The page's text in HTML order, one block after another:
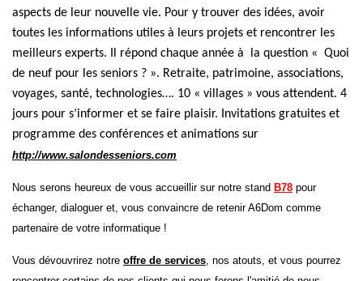
aspects de leur nouvelle vie. Pour y trouver des idées, avoir
toutes les informations utiles à leurs projets et rencontrer les
meilleurs experts. Il répond chaque année à la question « Quoi
de neuf pour les seniors ? ». Retraite, patrimoine, associations,
voyages, santé, technologies…. 10 « villages » vous attendent. 4
jours pour s’informer et se faire plaisir. Invitations gratuites et
programme des conférences et animations sur
http://www.salondesseniors.com
Nous serons heureux de vous accueillir sur notre stand B78 pour
échanger, dialoguer et, vous convaincre de retenir A6Dom comme
partenaire de votre informatique !
Vous dévouvrirez notre offre de services, nos atouts, et vous pourrez